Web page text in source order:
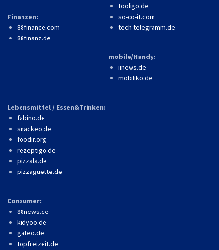
Finanzen:
88finance.com
88finanz.de
tooligo.de
so-co-it.com
tech-telegramm.de
mobile/Handy:
iinews.de
mobiliko.de
Lebensmittel / Essen&Trinken:
fabino.de
snackeo.de
foodir.org
rezeptigo.de
pizzala.de
pizzaguette.de
Consumer:
88news.de
kidyoo.de
gateo.de
topfreizeit.de